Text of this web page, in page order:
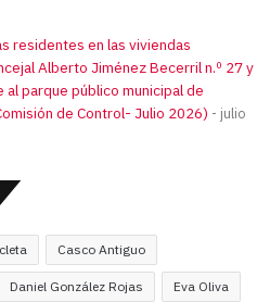
residentes en las viviendas
Alberto Jiménez Becerril n.º 27 y
parque público municipal de
de Control- Julio 2026)
julio
Casco Antiguo
Daniel González Rojas Eva Oliva